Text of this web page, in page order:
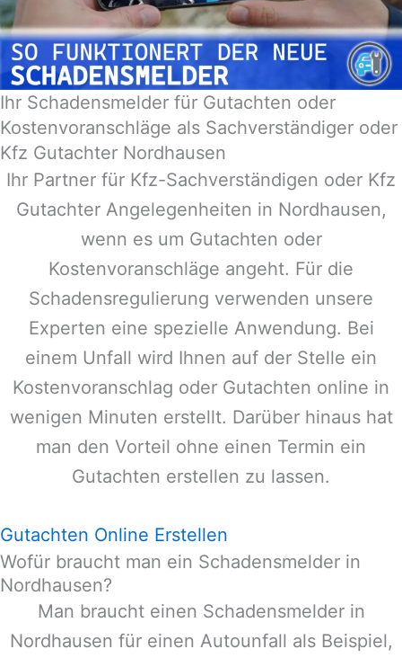
Ihr Schadensmelder für Gutachten oder
Kostenvoranschläge als Sachverständiger oder
Kfz Gutachter Nordhausen
Ihr Partner für Kfz-Sachverständigen oder Kfz
Gutachter Angelegenheiten in Nordhausen,
wenn es um Gutachten oder
Kostenvoranschläge angeht. Für die
Schadensregulierung verwenden unsere
Experten eine spezielle Anwendung. Bei
einem Unfall wird Ihnen auf der Stelle ein
Kostenvoranschlag oder Gutachten online in
wenigen Minuten erstellt. Darüber hinaus hat
man den Vorteil ohne einen Termin ein
Gutachten erstellen zu lassen.
Gutachten Online Erstellen
Wofür braucht man ein Schadensmelder in
Nordhausen?
Man braucht einen Schadensmelder in
Nordhausen für einen Autounfall als Beispiel,